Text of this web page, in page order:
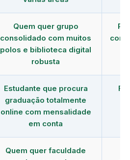
Quem quer grupo
consolidado com muitos
polos e biblioteca digital
robusta
com
Estudante que procura
graduação totalmente
online com mensalidade
em conta
Quem quer faculdade